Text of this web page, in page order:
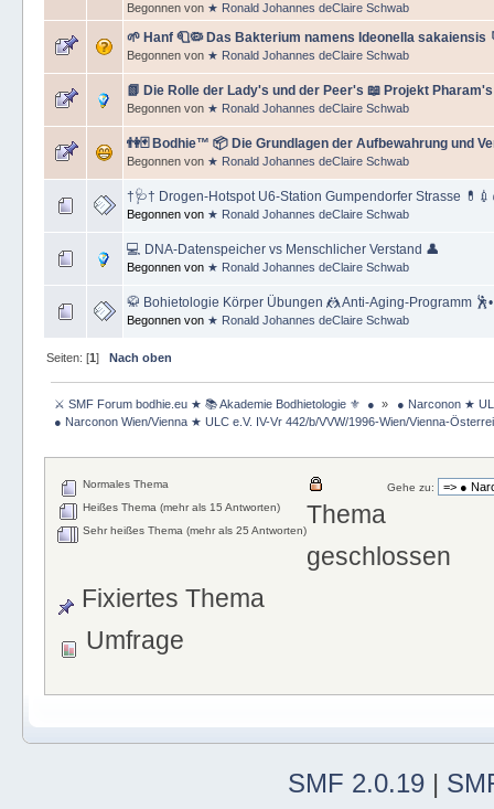
Begonnen von ★ Ronald Johannes deClaire Schwab
🌱 Hanf 🧻🦠 Das Bakterium namens Ideonella sakaiensis
Begonnen von ★ Ronald Johannes deClaire Schwab
📗 Die Rolle der Lady's und der Peer's 📖 Projekt
Begonnen von ★ Ronald Johannes deClaire Schwab
👫🃏 Bodhie™ 📦 Die Grundlagen der Aufbewahrung und
Begonnen von ★ Ronald Johannes deClaire Schwab
†🩺† Drogen-Hotspot U6-Station Gumpendorfer Strasse
Begonnen von ★ Ronald Johannes deClaire Schwab
💻 DNA-Datenspeicher vs Menschlicher Verstand 👤
Begonnen von ★ Ronald Johannes deClaire Schwab
🥋 Bohietologie Körper Übungen 🤼 Anti-Aging-Programm 🕺•
Begonnen von ★ Ronald Johannes deClaire Schwab
Seiten: [1] Nach oben
⚔ SMF Forum bodhie.eu ★ 📚 Akademie Bodhietologie ⚜  ● »
● Narconon ★
● Narconon Wien/Vienna ★ ULC e.V. IV-Vr 442/b/VVW/1996-Wien/Vienna-
Gehe zu:
Normales Thema
Heißes Thema (mehr als 15 Antworten)
Sehr heißes Thema (mehr als 25 Antworten)
Thema
geschlossen
Fixiertes Thema
Umfrage
SMF 2.0.19|